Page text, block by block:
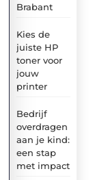
Brabant
Kies de
juiste HP
toner voor
jouw
printer
Bedrijf
overdragen
aan je kind:
een stap
met impact